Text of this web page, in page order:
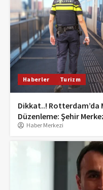
Haberler Turizm
Dikkat..! Rotterdam’da
Düzenleme: Şehir
Haber Merkezi